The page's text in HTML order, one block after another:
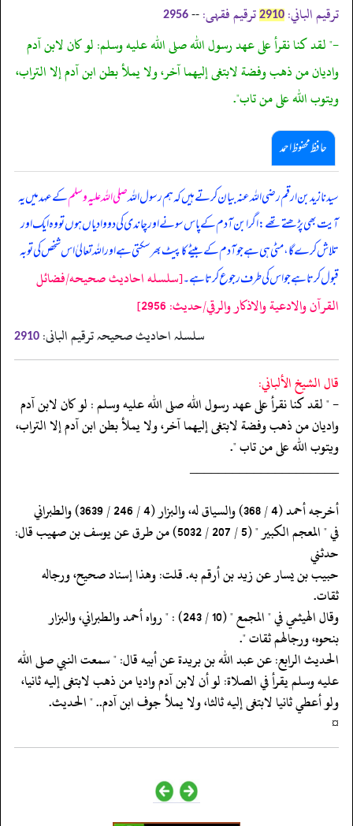
ترقیم الباني: 2910 ترقیم فقہی: --
2956
-" لقد كنا نقرأ على عهد رسول الله صلى الله عليه وسلم: لو كان لابن آدم
واديان من ذهب وفضة لابتغى إليهما آخر، ولا يملأ بطن ابن آدم إلا التراب،
ويتوب الله على من تاب".
حافظ محفوظ احمد
سیدنا زید بن ارقم رضی اللہ عنہ بیان کرتے ہیں کہ ہم رسول اللہصلی اللہ علیہ وسلمکے عہد میں یہ
آیت بھی پڑھتے تھے: اگر ابن آدم کے پاس سونے اور چاندی کی دو وادیاں ہوں تو وہ ایک اور
تلاش کرے گا، مٹی ہی ہے جو آدم کے بیٹے کا پیٹ بھر سکتی ہے اور اللہ تعالیٰ اس شخص کی توبہ
قبول کرتا ہے جو اس کی طرف رجوع کرتا ہے۔[سلسله احاديث صحيحه/فضائل
القرآن والادعية والاذكار والرقي/حدیث: 2956]
سلسلہ احادیث صحیحہ ترقیم البانی: 2910
قال الشيخ الألباني:
- " لقد كنا نقرأ على عهد رسول الله صلى الله عليه وسلم : لو كان لابن آدم
واديان من ذهب وفضة لابتغى إليهما آخر، ولا يملأ بطن ابن آدم إلا التراب،
ويتوب الله على من تاب ".
‏‏‏‏_____________________
‏‏‏‏أخرجه أحمد (4 / 368) والسياق له، والبزار (4 / 246 / 3639) والطبراني
‏‏‏‏في " المعجم الكبير " (5 / 207 / 5032) من طرق عن يوسف بن صهيب قال:
حدثني
‏‏‏‏حبيب بن يسار عن زيد بن أرقم به. قلت: وهذا إسناد صحيح، ورجاله
ثقات.
‏‏‏‏وقال الهيثمي في " المجمع " (10 / 243) : " رواه أحمد والطبراني، والبزار
‏‏‏‏بنحوه، ورجالهم ثقات ".
‏‏‏‏الحديث الرابع: عن عبد الله بن بريدة عن أبيه قال: " سمعت النبي صلى الله
‏‏‏‏عليه وسلم يقرأ في الصلاة: لو أن لابن آدم واديا من ذهب لابتغى إليه ثانيا،
‏‏‏‏ولو أعطي ثانيا لابتغى إليه ثالثا، ولا يملأ جوف ابن آدم.. " الحديث.
‏‏‏‏¤